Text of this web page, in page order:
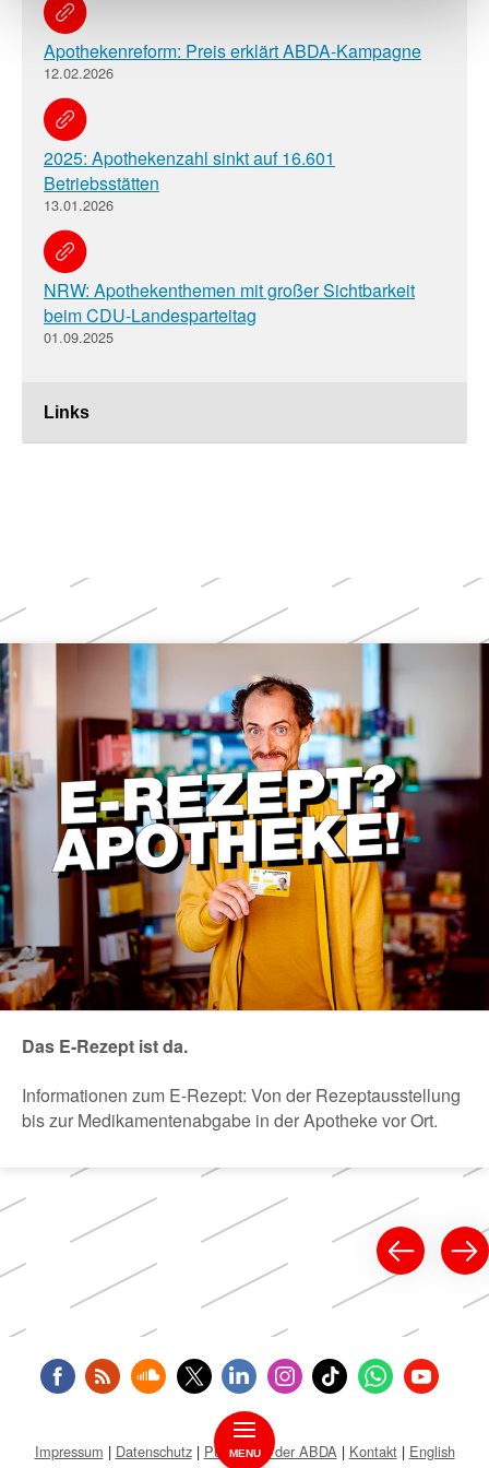
MENU
Links
Apothekenreform: Preis erklärt ABDA-Kampagne
12.02.2026
2025: Apothekenzahl sinkt auf 16.601
Betriebsstätten
13.01.2026
NRW: Apothekenthemen mit großer Sichtbarkeit
beim CDU-Landesparteitag
01.09.2025
Weitere
Themen
Das E-Rezept ist da.
Informationen zum E-Rezept: Von der Rezeptausstellung
bis zur Medikamentenabgabe in der Apotheke vor Ort.
Impressum Datenschutz Public Key der ABDA Kontakt
English